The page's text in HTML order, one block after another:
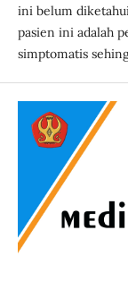
ini belum
pasien ini adalah
simptomatis